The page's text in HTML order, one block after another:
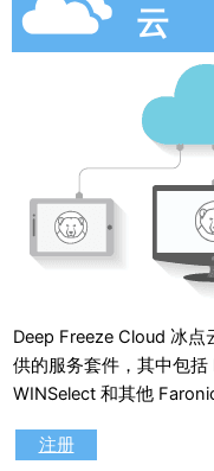
云
Deep Freeze Cloud 冰点
供的服务套件，其中包括
WINSelect 和其他
注册